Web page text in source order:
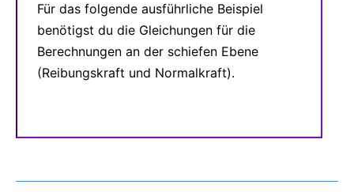
Für das folgende ausführliche Beispiel
benötigst du die Gleichungen für die
Berechnungen an der schiefen Ebene
(Reibungskraft und Normalkraft).